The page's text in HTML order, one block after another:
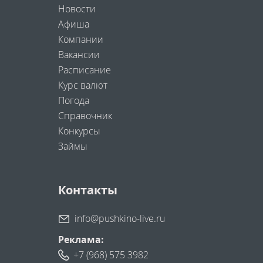
Новости
Афиша
Компании
Вакансии
Расписание
Курс валют
Погода
Справочник
Конкурсы
Займы
Контакты
info@pushkino-live.ru
Реклама:
+7 (968) 575 3982